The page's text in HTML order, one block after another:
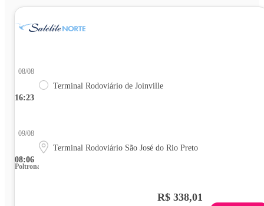
16:23
08/08
Terminal Rodoviário de Joinville
08:06
09/08
Terminal Rodoviário São José do Rio Preto
Poltrona
R$ 338,01